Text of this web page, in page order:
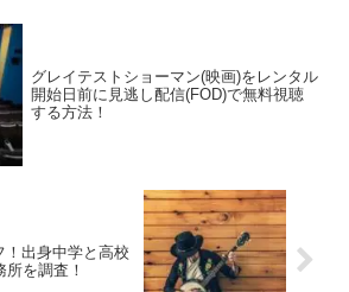
グレイテストショーマン(映画)をレンタル
開始日前に見逃し配信(FOD)で無料視聴
する方法！
出身中学と高校
所を調査！